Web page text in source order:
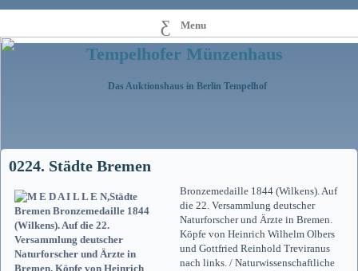
Menu
Tempelhofer Münzenhaus
Das Auktionshaus in Berlin Tempelhof
0224. Städte Bremen
Bronzemedaille 1844 (Wilkens). Auf
die 22. Versammlung deutscher
Naturforscher und Ärzte in Bremen.
Köpfe von Heinrich Wilhelm Olbers
und Gottfried Reinhold Treviranus
nach links. / Naturwissenschaftliche